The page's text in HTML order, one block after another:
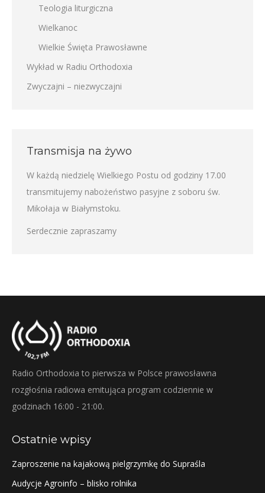
Teologia liturgiczna
Wielkanoc
Wielkie Święta Prawosławne
Wykład w Radiu Orthodoxia
Zwyczajni – niezwyczajni
Transmisja na żywo
W każdą niedzielę Wielkiego Postu od godziny 17.00
transmitujemy nabożeństwo pasyjne z soboru św.
Mikołaja w Białymstoku.
Serdecznie zapraszamy
Radio Orthodoxia to pierwsza w Polsce prawosławna
rozgłośnia radiowa emitująca program codziennie w
godzinach 16:00 - 21:00.
Ostatnie wpisy
Zaproszenie na kajakową pielgrzymkę do Supraśla
Audycje Agroinfo – blisko rolnika